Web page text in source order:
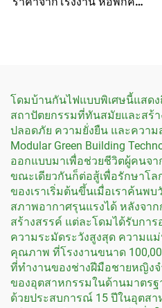
โดมบ้านกันไฟแบบพิเศษนี้แสด
สถาปัตยกรรมที่ทันสมัยและสร้
ปลอดภัย ความยั่งยืน และความ
Modular Green Building
ออกแบบมาเพื่อช่วยชีวิตผู้คนจ
ขณะเดียวกันก็ต่อสู้เพื่อรักษาโล
ของเราเริ่มต้นขึ้นเมื่อเราค้นพ
สภาพอากาศรุนแรงได้ หลังจาก
สร้างสรรค์ แต่ละโดมได้รับกา
ความระมัดระวังสูงสุด ความแ
คุณภาพ ที่โรงงานขนาด
ที่ทำงานของช่างฝีมือชายหญิง
ของอุตสาหกรรมในด้านมาตรฐ
ด้วยประสบการณ์ 15 ปีในอุตส